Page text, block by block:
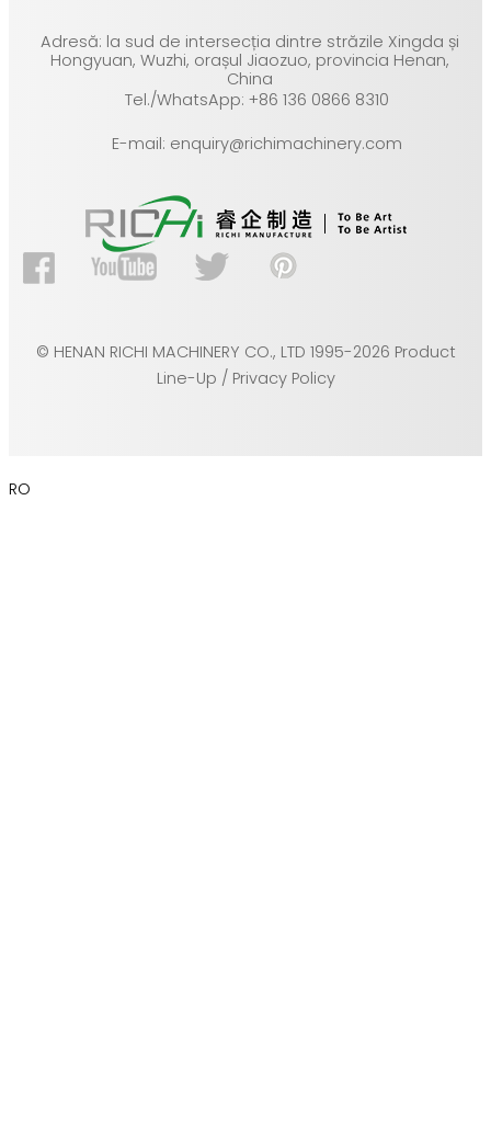
Adresă: la sud de intersecția dintre străzile Xingda și
Hongyuan, Wuzhi, orașul Jiaozuo, provincia Henan,
China
Tel./WhatsApp: +86 136 0866 8310
E-mail: enquiry@richimachinery.com
© HENAN RICHI MACHINERY CO., LTD 1995-2026 Product
Line-Up / Privacy Policy
RO